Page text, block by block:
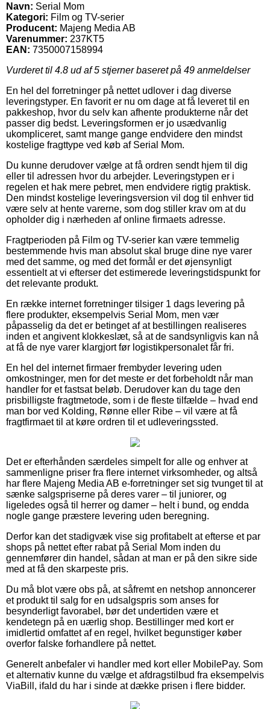
Navn: Serial Mom
Kategori: Film og TV-serier
Producent: Majeng Media AB
Varenummer: 237KT5
EAN: 7350007158994
Vurderet til 4.8 ud af 5 stjerner baseret på 49 anmeldelser
En hel del forretninger på nettet udlover i dag diverse
leveringstyper. En favorit er nu om dage at få leveret til en
pakkeshop, hvor du selv kan afhente produkterne når det
passer dig bedst. Leveringsformen er jo usædvanlig
ukompliceret, samt mange gange endvidere den mindst
kostelige fragttype ved køb af Serial Mom.
Du kunne derudover vælge at få ordren sendt hjem til dig
eller til adressen hvor du arbejder. Leveringstypen er i
regelen et hak mere pebret, men endvidere rigtig praktisk.
Den mindst kostelige leveringsversion vil dog til enhver tid
være selv at hente varerne, som dog stiller krav om at du
opholder dig i nærheden af online firmaets adresse.
Fragtperioden på Film og TV-serier kan være temmelig
bestemmende hvis man absolut skal bruge dine nye varer
med det samme, og med det formål er det øjensynligt
essentielt at vi efterser det estimerede leveringstidspunkt for
det relevante produkt.
En række internet forretninger tilsiger 1 dags levering på
flere produkter, eksempelvis Serial Mom, men vær
påpasselig da det er betinget af at bestillingen realiseres
inden et angivent klokkeslæt, så at de sandsynligvis kan nå
at få de nye varer klargjort før logistikpersonalet får fri.
En hel del internet firmaer frembyder levering uden
omkostninger, men for det meste er det forbeholdt når man
handler for et fastsat beløb. Derudover kan du tage den
prisbilligste fragtmetode, som i de fleste tilfælde – hvad end
man bor ved Kolding, Rønne eller Ribe – vil være at få
fragtfirmaet til at køre ordren til et udleveringssted.
Det er efterhånden særdeles simpelt for alle og enhver at
sammenligne priser fra flere internet virksomheder, og altså
har flere Majeng Media AB e-forretninger set sig tvunget til at
sænke salgspriserne på deres varer – til juniorer, og
ligeledes også til herrer og damer – helt i bund, og endda
nogle gange præstere levering uden beregning.
Derfor kan det stadigvæk vise sig profitabelt at efterse et par
shops på nettet efter rabat på Serial Mom inden du
gennemfører din handel, sådan at man er på den sikre side
med at få den skarpeste pris.
Du må blot være obs på, at såfremt en netshop annoncerer
et produkt til salg for en udsalgspris som anses for
besynderligt favorabel, bør det undertiden være et
kendetegn på en uærlig shop. Bestillinger med kort er
imidlertid omfattet af en regel, hvilket begunstiger køber
overfor falske forhandlere på nettet.
Generelt anbefaler vi handler med kort eller MobilePay. Som
et alternativ kunne du vælge et afdragstilbud fra eksempelvis
ViaBill, ifald du har i sinde at dække prisen i flere bidder.